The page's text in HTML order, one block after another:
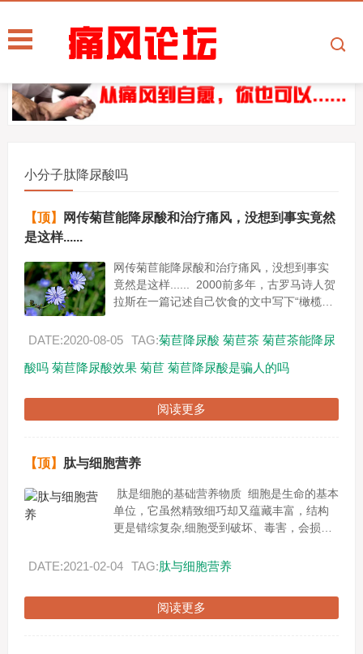
小分子肽降尿酸吗
【顶】
网传菊苣能降尿酸和治疗痛风，没想到事实竟然
是这样......
网传菊苣能降尿酸和治疗痛风，没想到事实
竟然是这样...... 2000前多年，古罗马诗人贺
拉斯在一篇记述自己饮食的文中写下“橄榄、
食...
DATE:2020-08-05 TAG:菊苣降尿酸 菊苣茶 菊苣茶能降尿
酸吗 菊苣降尿酸效果 菊苣 菊苣降尿酸是骗人的吗
阅读更多
【顶】 肽与细胞营养
肽是细胞的基础营养物质 细胞是生命的基本
单位，它虽然精致细巧却又蕴藏丰富，结构
更是错综复杂,细胞受到破坏、毒害，会损害
就是--------...
DATE:2021-02-04 TAG:肽与细胞营养
阅读更多